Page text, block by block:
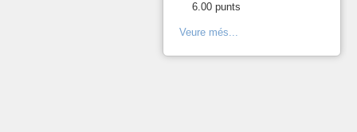
6.00 punts
Veure més...